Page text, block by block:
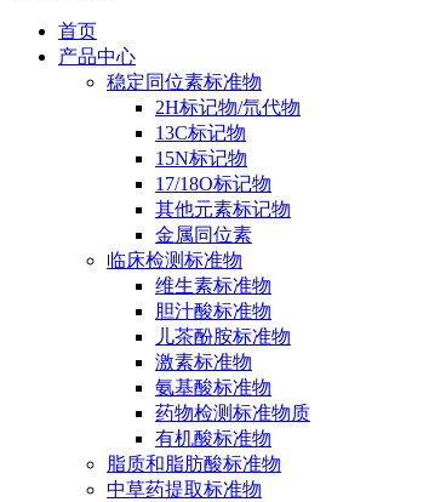
首页
产品中心
稳定同位素标准物
2H标记物/氘代物
13C标记物
15N标记物
17/18O标记物
其他元素标记物
金属同位素
临床检测标准物
维生素标准物
胆汁酸标准物
儿茶酚胺标准物
激素标准物
氨基酸标准物
药物检测标准物质
有机酸标准物
脂质和脂肪酸标准物
中草药提取标准物